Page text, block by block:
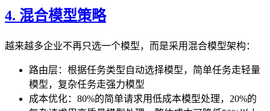
4. 混合模型策略
越来越多企业不再只选一个模型，而是采用混合模型架构：
路由层：根据任务类型自动选择模型，简单任务走轻量
模型，复杂任务走强力模型
成本优化：80%的简单请求用低成本模型处理，20%的